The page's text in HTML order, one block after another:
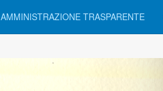
AMMINISTRAZIONE TRASPARENTE